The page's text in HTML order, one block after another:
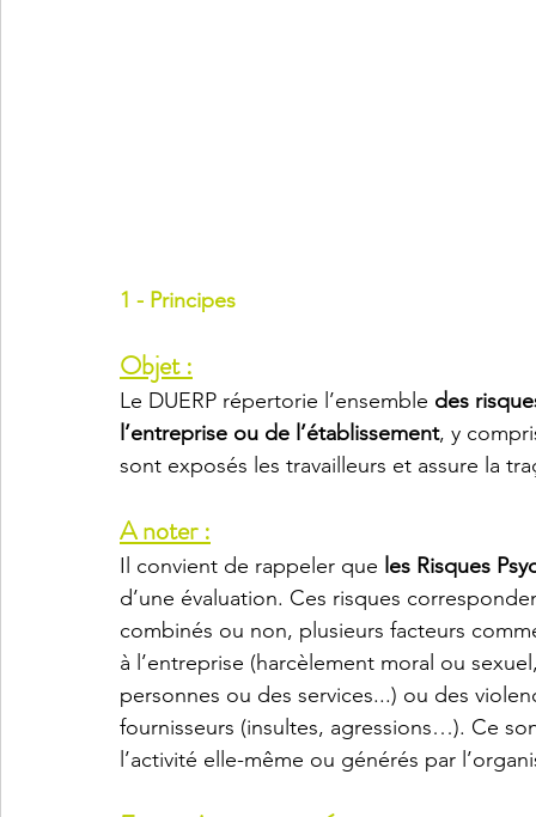
1 - Principes
Objet :
Le DUERP répertorie l’ensemble des
l’entreprise ou de l’établissement, y
sont exposés les travailleurs et assure la
A noter :
Il convient de rappeler que les Risques
d’une évaluation. Ces risques
combinés ou non, plusieurs facteurs
à l’entreprise (harcèlement moral ou
personnes ou des services...) ou des
fournisseurs (insultes, agressions…). Ce
l’activité elle-même ou générés par